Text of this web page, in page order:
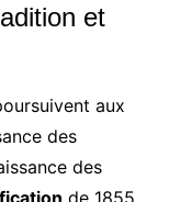
et
aux
des
des
de 1855